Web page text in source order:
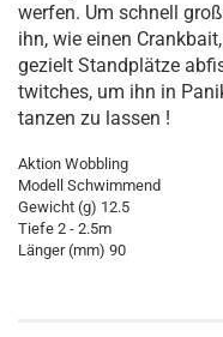
werfen. Um schnell
ihn, wie einen
gezielt Standplätze
twitches, um ihn in
tanzen zu lassen !
Aktion Wobbling
Modell Schwimmend
Gewicht (g) 12.5
Tiefe 2 - 2.5m
Länger (mm) 90